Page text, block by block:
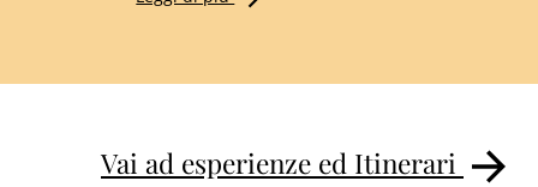
Vai ad esperienze ed Itinerari